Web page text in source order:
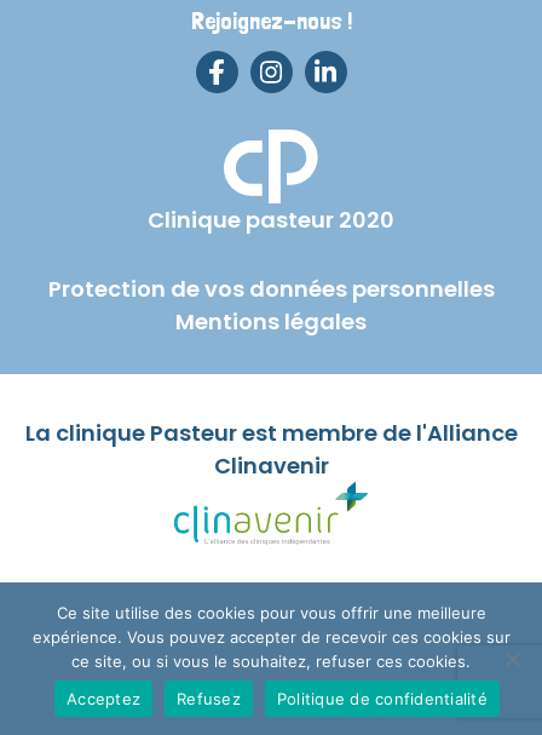
Clinique pasteur 2020
Rejoignez-nous !
Protection de vos données personnelles
Mentions légales
La clinique Pasteur est membre de l'Alliance
Clinavenir
Ce site utilise des cookies pour vous offrir une meilleure
expérience. Vous pouvez accepter de recevoir ces cookies sur
ce site, ou si vous le souhaitez, refuser ces cookies.
Acceptez
Refusez Politique de confidentialité